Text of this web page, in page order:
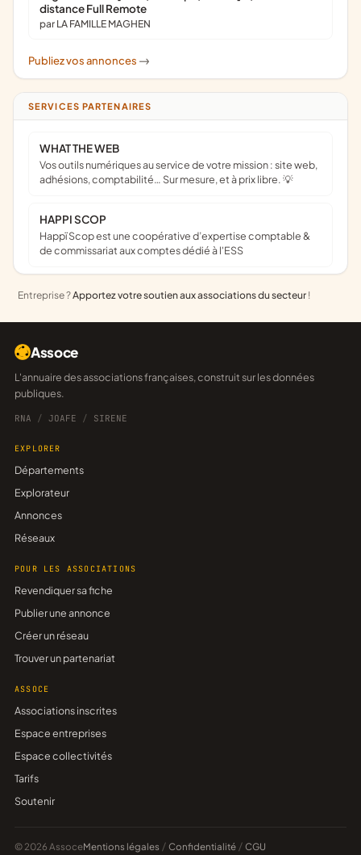
distance Full Remote
par LA FAMILLE MAGHEN
Publiez vos annonces ->
SERVICES PARTENAIRES
WHAT THE WEB
Vos outils numériques au service de votre mission : site web,
adhésions, comptabilité… Sur mesure, et à prix libre. 💡
HAPPI SCOP
Happï Scop est une coopérative d’expertise comptable &
de commissariat aux comptes dédié à l'ESS
Entreprise ?Apportez votre soutien aux associations du secteur !
Assoce
L'annuaire des associations françaises, construit sur les données
publiques.
RNA / JOAFE / SIRENE
EXPLORER
Départements
Explorateur
Annonces
Réseaux
POUR LES ASSOCIATIONS
Revendiquer sa fiche
Publier une annonce
Créer un réseau
Trouver un partenariat
ASSOCE
Associations inscrites
Espace entreprises
Espace collectivités
Tarifs
Soutenir
© 2026 AssoceMentions légales / Confidentialité / CGU